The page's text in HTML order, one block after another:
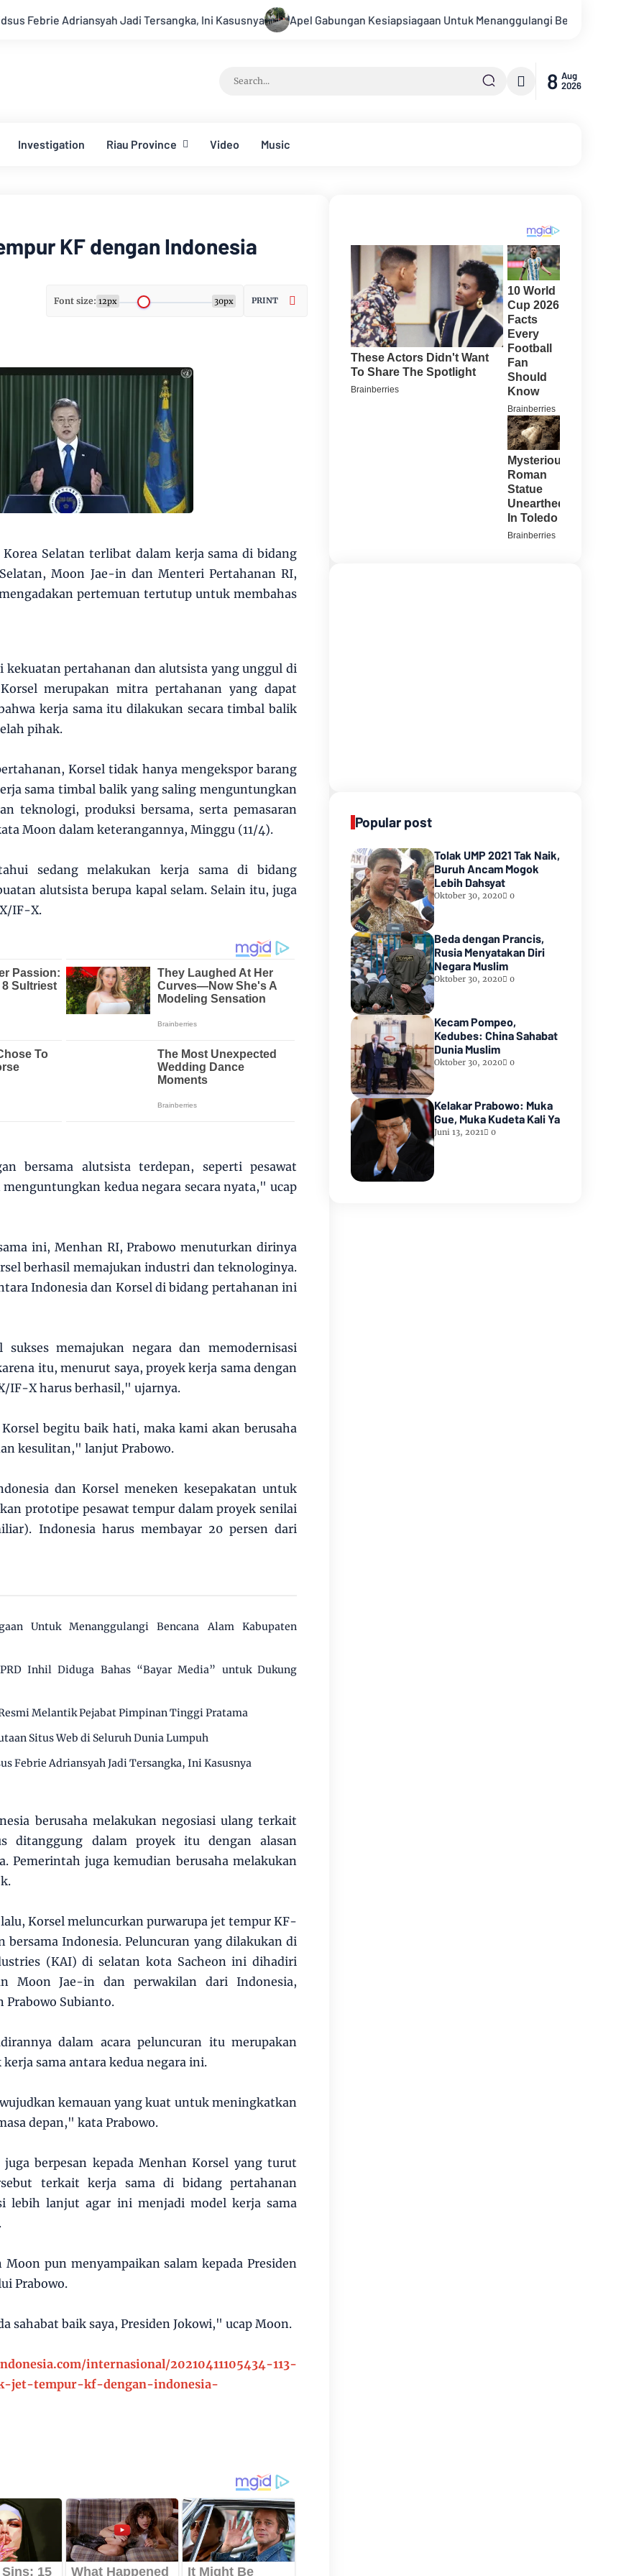
Jadi Tersangka, Ini Kasusnya Apel Gabungan Kesiapsiagaan Untuk Menanggulangi Bencana Alam Kabupaten Bengkalis
8 Aug
2026
Investigation Riau Province Video Music
KF dengan Indonesia
Font size: 12px 30px PRINT
Selatan terlibat dalam kerja sama di bidang
Moon Jae-in dan Menteri Pertahanan RI,
pertemuan tertutup untuk membahas
kekuatan pertahanan dan alutsista yang unggul di
merupakan mitra pertahanan yang dapat
kerja sama itu dilakukan secara timbal balik
pihak.
Korsel tidak hanya mengekspor barang
sama timbal balik yang saling menguntungkan
teknologi, produksi bersama, serta pemasaran
Moon dalam keterangannya, Minggu (11/4).
sedang melakukan kerja sama di bidang
alutsista berupa kapal selam. Selain itu, juga
IF-X.
bersama alutsista terdepan, seperti pesawat
kedua negara secara nyata," ucap
ini, Menhan RI, Prabowo menuturkan dirinya
berhasil memajukan industri dan teknologinya.
Indonesia dan Korsel di bidang pertahanan ini
memajukan negara dan memodernisasi
itu, menurut saya, proyek kerja sama dengan
IF-X harus berhasil," ujarnya.
begitu baik hati, maka kami akan berusaha
kesulitan," lanjut Prabowo.
dan Korsel meneken kesepakatan untuk
prototipe pesawat tempur dalam proyek senilai
Indonesia harus membayar 20 persen dari
Untuk Menanggulangi Bencana Alam Kabupaten
Inhil Diduga Bahas “Bayar Media” untuk Dukung
Melantik Pejabat Pimpinan Tinggi Pratama
Situs Web di Seluruh Dunia Lumpuh
Febrie Adriansyah Jadi Tersangka, Ini Kasusnya
berusaha melakukan negosiasi ulang terkait
ditanggung dalam proyek itu dengan alasan
Pemerintah juga kemudian berusaha melakukan
Korsel meluncurkan purwarupa jet tempur KF-
bersama Indonesia. Peluncuran yang dilakukan di
(KAI) di selatan kota Sacheon ini dihadiri
Moon Jae-in dan perwakilan dari Indonesia,
Prabowo Subianto.
dalam acara peluncuran itu merupakan
sama antara kedua negara ini.
kemauan yang kuat untuk meningkatkan
depan," kata Prabowo.
berpesan kepada Menhan Korsel yang turut
terkait kerja sama di bidang pertahanan
lebih lanjut agar ini menjadi model kerja sama
pun menyampaikan salam kepada Presiden
Prabowo.
sahabat baik saya, Presiden Jokowi," ucap Moon.
internasional/20210411105434-113-
jet-tempur-kf-dengan-indonesia-
Popular post
Tolak UMP 2021 Tak Naik,
Buruh Ancam Mogok
Lebih Dahsyat
Oktober 30, 2020 0
Beda dengan Prancis,
Rusia Menyatakan Diri
Negara Muslim
Oktober 30, 2020 0
Kecam Pompeo,
Kedubes: China Sahabat
Dunia Muslim
Oktober 30, 2020 0
Kelakar Prabowo: Muka
Gue, Muka Kudeta Kali Ya
Juni 13, 2021 0